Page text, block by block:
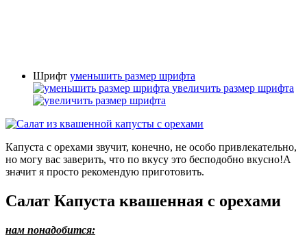
Шрифт уменьшить размер шрифта
увеличить размер шрифта
Капуста с орехами звучит, конечно, не особо привлекательно,
но могу вас заверить, что по вкусу это бесподобно вкусно!А
значит я просто рекомендую приготовить.
Салат Капуста квашенная с орехами
нам понадобится: